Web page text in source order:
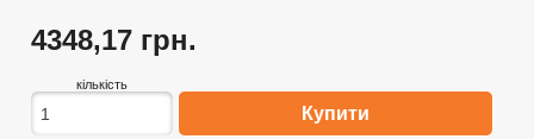
4348,17 грн.
кількість